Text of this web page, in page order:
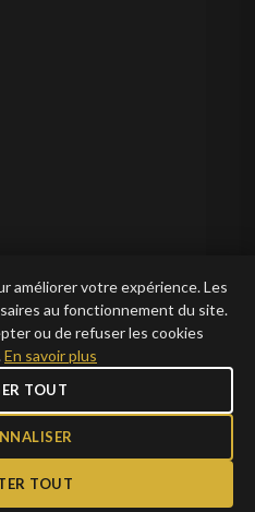
00015 · RCS Antibes · TVA FR69 915
améliorer votre expérience. Les
au fonctionnement du site.
ou de refuser les cookies
En savoir plus
TOUT
TOUT